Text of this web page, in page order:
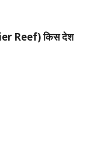
Reef) किस देश